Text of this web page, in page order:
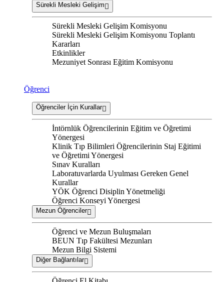
Sürekli Mesleki Gelişim
Sürekli Mesleki Gelişim Komisyonu
Sürekli Mesleki Gelişim Komisyonu Toplantı
Kararları
Etkinlikler
Mezuniyet Sonrası Eğitim Komisyonu
Öğrenci
Öğrenciler İçin Kurallar
İntörnlük Öğrencilerinin Eğitim ve Öğretimi
Yönergesi
Klinik Tıp Bilimleri Öğrencilerinin Staj Eğitimi
ve Öğretimi Yönergesi
Sınav Kuralları
Laboratuvarlarda Uyulması Gereken Genel
Kurallar
YÖK Öğrenci Disiplin Yönetmeliği
Öğrenci Konseyi Yönergesi
Mezun Öğrenciler
Öğrenci ve Mezun Buluşmaları
BEUN Tıp Fakültesi Mezunları
Mezun Bilgi Sistemi
Diğer Bağlantılar